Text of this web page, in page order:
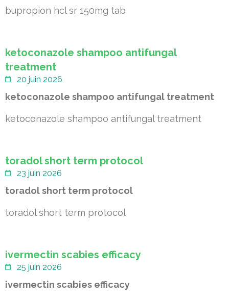
bupropion hcl sr 150mg tab
ketoconazole shampoo antifungal
treatment
20 juin 2026
ketoconazole shampoo antifungal treatment
ketoconazole shampoo antifungal treatment
toradol short term protocol
23 juin 2026
toradol short term protocol
toradol short term protocol
ivermectin scabies efficacy
25 juin 2026
ivermectin scabies efficacy